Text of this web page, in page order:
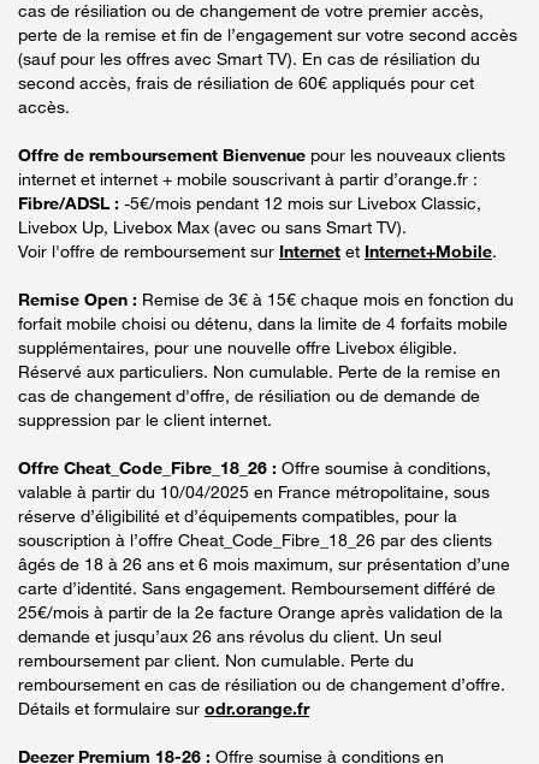
cas de résiliation ou de changement de votre premier accès,
perte de la remise et fin de l’engagement sur votre second accès
(sauf pour les offres avec Smart TV). En cas de résiliation du
second accès, frais de résiliation de 60€ appliqués pour cet
accès.
Offre de remboursement Bienvenue pour les nouveaux clients
internet et internet + mobile souscrivant à partir d’orange.fr :
Fibre/ADSL : -5€/mois pendant 12 mois sur Livebox Classic,
Livebox Up, Livebox Max (avec ou sans Smart TV).
Voir l'offre de remboursement sur Internet et Internet+Mobile.
Remise Open : Remise de 3€ à 15€ chaque mois en fonction du
forfait mobile choisi ou détenu, dans la limite de 4 forfaits mobile
supplémentaires, pour une nouvelle offre Livebox éligible.
Réservé aux particuliers. Non cumulable. Perte de la remise en
cas de changement d'offre, de résiliation ou de demande de
suppression par le client internet.
Offre Cheat_Code_Fibre_18_26 : Offre soumise à conditions,
valable à partir du 10/04/2025 en France métropolitaine, sous
réserve d’éligibilité et d’équipements compatibles, pour la
souscription à l’offre Cheat_Code_Fibre_18_26 par des clients
âgés de 18 à 26 ans et 6 mois maximum, sur présentation d’une
carte d’identité. Sans engagement. Remboursement différé de
25€/mois à partir de la 2e facture Orange après validation de la
demande et jusqu’aux 26 ans révolus du client. Un seul
remboursement par client. Non cumulable. Perte du
remboursement en cas de résiliation ou de changement d’offre.
Détails et formulaire sur odr.orange.fr
Deezer Premium 18-26 : Offre soumise à conditions en